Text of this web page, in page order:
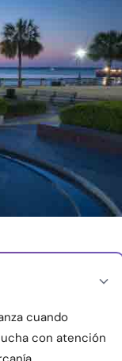
cuando
con atención